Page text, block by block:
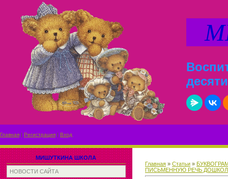
Главная | Регистрация | Вход
МИШУТКИНА ШКОЛА
НОВОСТИ САЙТА
Главная » Статьи »
ПИСЬМЕННУЮ РЕЧЬ